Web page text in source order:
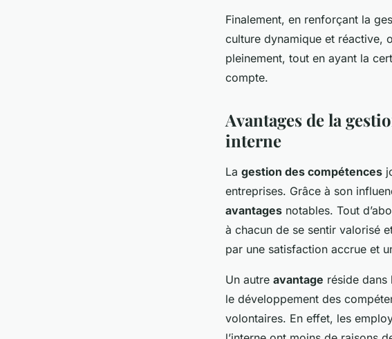
Finalement, en renforçant la
culture dynamique et réactive,
pleinement, tout en ayant la
compte.
Avantages de la
interne
La gestion des compétences
entreprises. Grâce à son
avantages notables. Tout
à chacun de se sentir valorisé
par une satisfaction accrue et
Un autre avantage réside dans
le développement des
volontaires. En effet, les